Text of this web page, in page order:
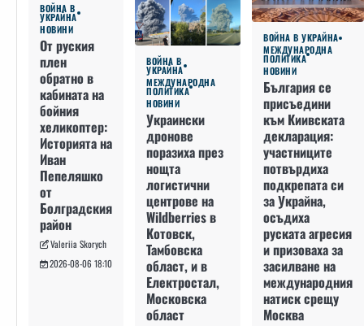
ВОЙНА В
УКРАЙНА
НОВИНИ
От руския
плен
обратно в
кабината на
бойния
хеликоптер:
Историята на
Иван
Пепеляшко
от
Болградския
район
Valeriia Skorych
2026-08-06 18:10
ВОЙНА В
УКРАЙНА
МЕЖДУНАРОДНА
ПОЛИТИКА
НОВИНИ
Украински
дронове
поразиха през
нощта
логистични
центрове на
Wildberries в
Котовск,
Тамбовска
област, и в
Електростал,
Московска
област
ВОЙНА В УКРАЙНА
МЕЖДУНАРОДНА
ПОЛИТИКА
НОВИНИ
България се
присъедини
към Киивската
декларация:
участниците
потвърдиха
подкрепата си
за Украйна,
осъдиха
руската агресия
и призоваха за
засилване на
международния
натиск срещу
Москва